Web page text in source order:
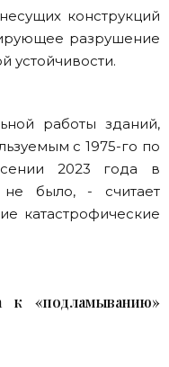
конструкций
разрушение
устойчивости.
работы зданий,
с 1975-го по
2023 года в
не было, - считает
катастрофические
к «подламыванию»